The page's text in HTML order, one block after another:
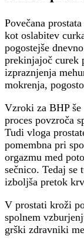
Povečana
kot oslabitev
pogostejše
prekinjajoč curek
izpraznjenja
mokrenja,
Vzroki za BHP še
proces povzroča
Tudi vloga
pomembna pri
orgazmu med
sečnico. Tedaj
izboljša pretok
V prostati kroži
spolnem
grški zdravniki